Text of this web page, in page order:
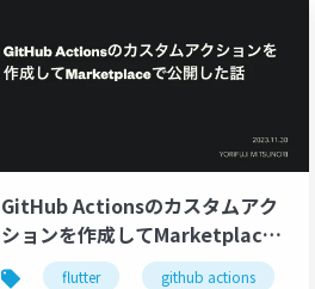
GitHub Actionsのカスタムアク
ションを作成してMarketplace
で公開した話
flutter github actions